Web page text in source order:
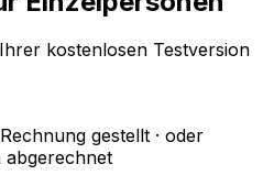
kostenlosen Testversion
gestellt · oder
abgerechnet